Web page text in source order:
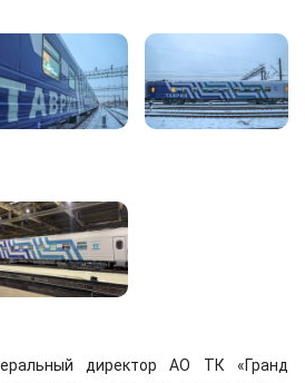
директор АО ТК «Гранд